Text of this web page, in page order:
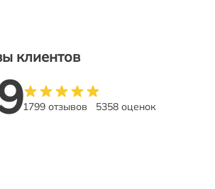
клиентов
1799 отзывов 5358 оценок